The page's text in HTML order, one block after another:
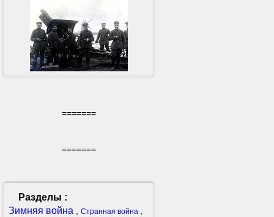
=======
=======
Разделы :
Зимняя война
Странная война